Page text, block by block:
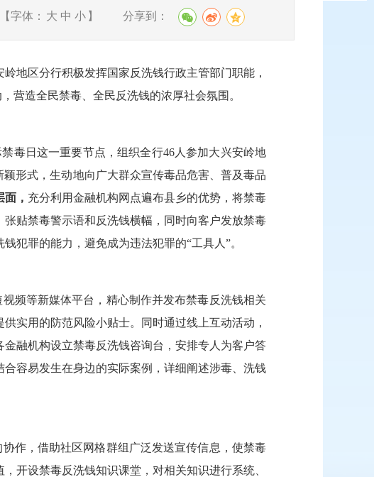
【字体： 大 中 小 】 分享到：
地区分行积极发挥国家反洗钱行政主管部门职能，
营造全民禁毒、全民反洗钱的浓厚社会氛围。
禁毒日这一重要节点，组织全行46人参加大兴安岭地
形式，生动地向广大群众宣传毒品危害、普及毒品
， 充分利用金融机构网点遍布县乡的优势，将禁毒
贴禁毒警示语和反洗钱横幅，同时向客户发放禁毒
犯罪的能力，避免成为违法犯罪的“工具人”。
频等新媒体平台，精心制作并发布禁毒反洗钱相关
实用的防范风险小贴士。同时通过线上互动活动，
金融机构设立禁毒反洗钱咨询台，安排专人为客户答
合容易发生在身边的实际案例，详细阐述涉毒、洗钱
作，借助社区网格群组广泛发送宣传信息，使禁毒
开设禁毒反洗钱知识课堂，对相关知识进行系统、